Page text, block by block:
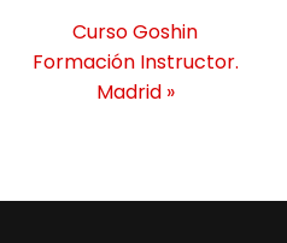
Curso Goshin
Formación Instructor.
Madrid »